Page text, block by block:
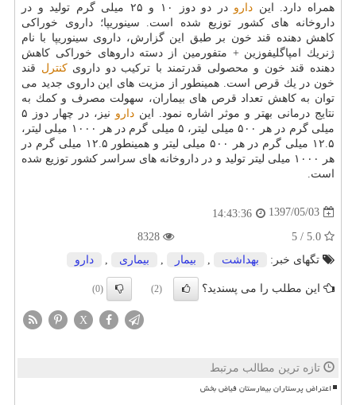
همراه دارد. این دارو
در دو دوز ۱۰ و ۲۵ میلی گرم تولید و در
داروخانه های كشور توزیع شده است. سینوریپا؛ داروی خوراكی
كاهش دهنده قند خون بر طبق این گزارش، داروی سینوریپا با نام
ژنریك امپاگلیفوزین + متفورمین از دسته داروهای خوراكی كاهش
دهنده قند خون و محصولی قدرتمند با تركیب دو دارویكنترل قند
خون در یك قرص است. همینطور از مزیت های این داروی جدید می
توان به كاهش تعداد قرص های بیماران، سهولت مصرف و كمك به
نتایج درمانی بهتر و موثر اشاره نمود. این دارو
نیز، در چهار دوز ۵
میلی گرم در هر ۵۰۰ میلی لیتر، ۵ میلی گرم در هر ۱۰۰۰ میلی لیتر،
۱۲.۵ میلی گرم در هر ۵۰۰ میلی لیتر و همینطور ۱۲.۵ میلی گرم در
هر ۱۰۰۰ میلی لیتر تولید و در داروخانه های سراسر كشور توزیع شده
است.
1397/05/03
14:43:36
تگهای خبر:
بهداشت بیمار بیماری دارو
این مطلب را می پسندید؟ (2)
(0)
X
تازه ترین مطالب مرتبط
اعتراض پرستاران بیمارستان فیاض بخش